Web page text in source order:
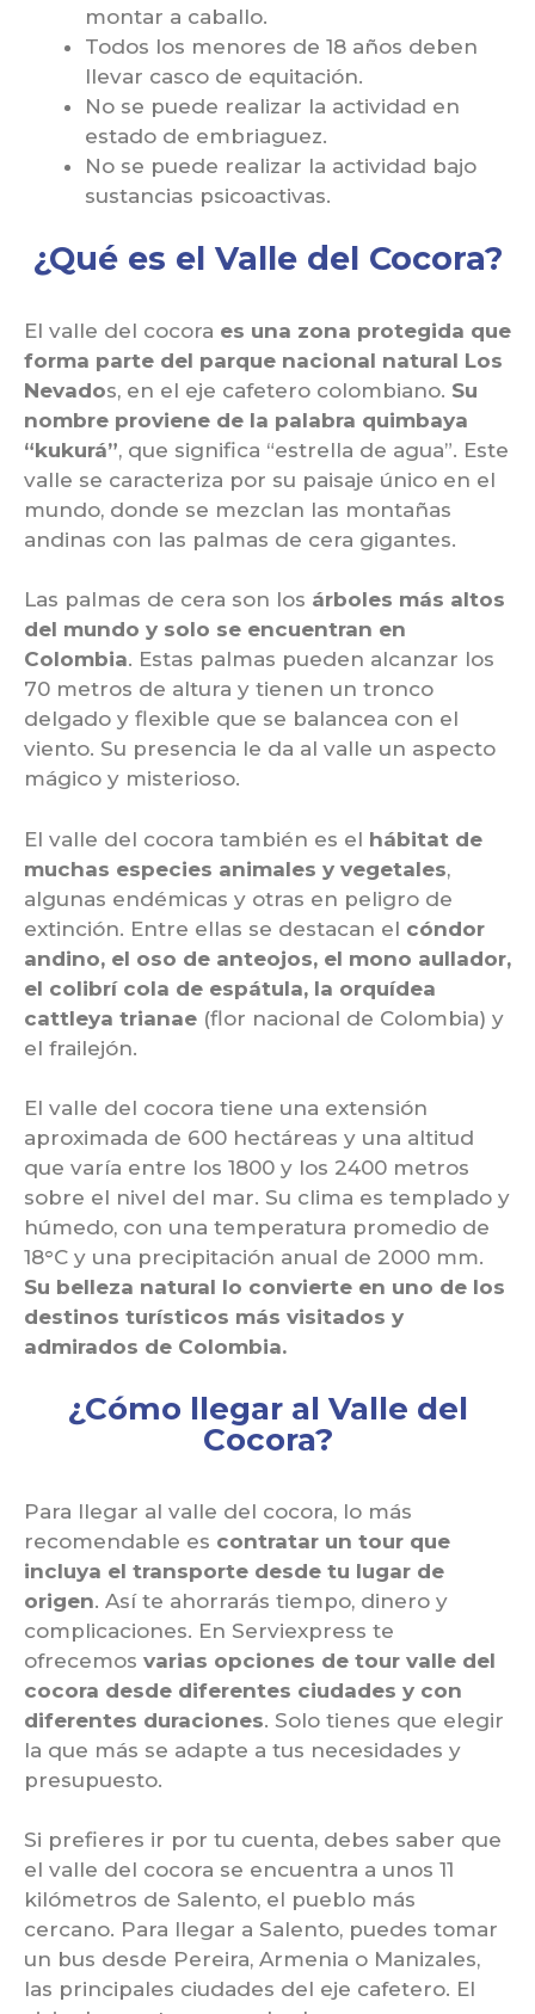
montar a caballo.
Todos los menores de 18 años deben
llevar casco de equitación.
No se puede realizar la actividad en
estado de embriaguez.
No se puede realizar la actividad bajo
sustancias psicoactivas.
¿Qué es el Valle del Cocora?
El valle del cocora es una zona protegida que
forma parte del parque nacional natural Los
Nevados, en el eje cafetero colombiano. Su
nombre proviene de la palabra quimbaya
“kukurá”, que significa “estrella de agua”. Este
valle se caracteriza por su paisaje único en el
mundo, donde se mezclan las montañas
andinas con las palmas de cera gigantes.
Las palmas de cera son los árboles más altos
del mundo y solo se encuentran en
Colombia. Estas palmas pueden alcanzar los
70 metros de altura y tienen un tronco
delgado y flexible que se balancea con el
viento. Su presencia le da al valle un aspecto
mágico y misterioso.
El valle del cocora también es el hábitat de
muchas especies animales y vegetales,
algunas endémicas y otras en peligro de
extinción. Entre ellas se destacan el cóndor
andino, el oso de anteojos, el mono aullador,
el colibrí cola de espátula, la orquídea
cattleya trianae (flor nacional de Colombia) y
el frailejón.
El valle del cocora tiene una extensión
aproximada de 600 hectáreas y una altitud
que varía entre los 1800 y los 2400 metros
sobre el nivel del mar. Su clima es templado y
húmedo, con una temperatura promedio de
18°C y una precipitación anual de 2000 mm.
Su belleza natural lo convierte en uno de los
destinos turísticos más visitados y
admirados de Colombia.
¿Cómo llegar al Valle del
Cocora?
Para llegar al valle del cocora, lo más
recomendable es contratar un tour que
incluya el transporte desde tu lugar de
origen. Así te ahorrarás tiempo, dinero y
complicaciones. En Serviexpress te
ofrecemos varias opciones de tour valle del
cocora desde diferentes ciudades y con
diferentes duraciones. Solo tienes que elegir
la que más se adapte a tus necesidades y
presupuesto.
Si prefieres ir por tu cuenta, debes saber que
el valle del cocora se encuentra a unos 11
kilómetros de Salento, el pueblo más
cercano. Para llegar a Salento, puedes tomar
un bus desde Pereira, Armenia o Manizales,
las principales ciudades del eje cafetero. El